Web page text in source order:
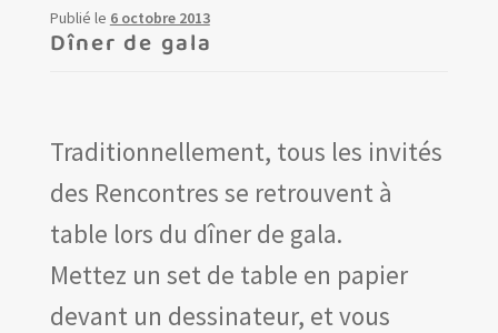
BOUTIQUE
Prix de lecture
Hors les murs
Les amis d’Yves Chaland
LUDIBD
Publié le 6 octobre 2013
Dîner de gala
Traditionnellement, tous les invités
des Rencontres se retrouvent à
table lors du dîner de gala.
Mettez un set de table en papier
devant un dessinateur, et vous